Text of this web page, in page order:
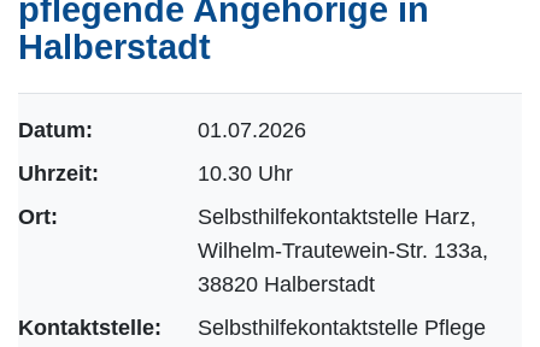
pflegende Angehörige in
Halberstadt
Datum:
01.07.2026
Uhrzeit:
10.30 Uhr
Ort:
Selbsthilfekontaktstelle Harz,
Wilhelm-Trautewein-Str. 133a,
38820 Halberstadt
Kontaktstelle:
Selbsthilfekontaktstelle Pflege